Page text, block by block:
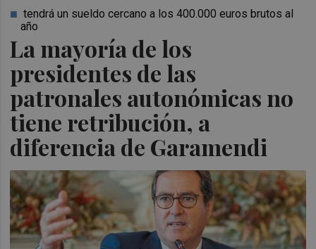
La mayoría de los
presidentes de las
patronales autonómicas no
tiene retribución, a
diferencia de Garamendi
tendrá un sueldo cercano a los 400.000 euros brutos al
año